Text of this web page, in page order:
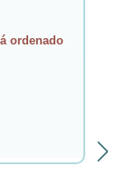
ordenado